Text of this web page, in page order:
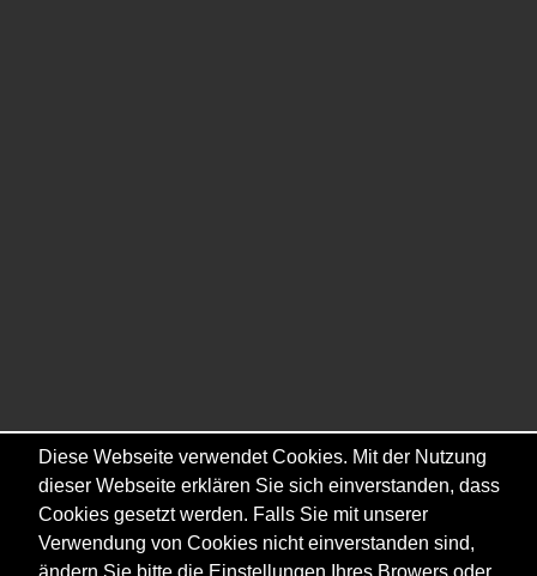
Diese Webseite verwendet Cookies. Mit der Nutzung
dieser Webseite erklären Sie sich einverstanden, dass
Cookies gesetzt werden. Falls Sie mit unserer
Verwendung von Cookies nicht einverstanden sind,
ändern Sie bitte die Einstellungen Ihres Browers oder